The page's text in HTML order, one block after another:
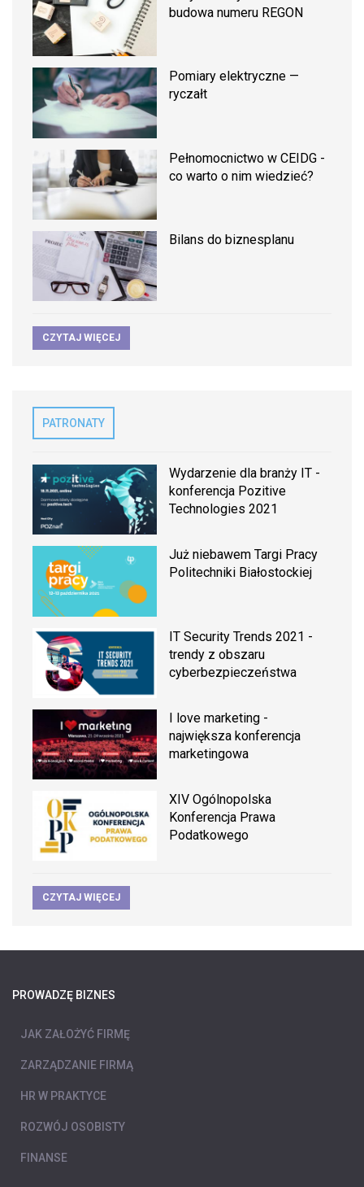
budowa numeru REGON
Pomiary elektryczne —
ryczałt
Pełnomocnictwo w CEIDG -
co warto o nim wiedzieć?
Bilans do biznesplanu
CZYTAJ WIĘCEJ
PATRONATY
Wydarzenie dla branży IT -
konferencja Pozitive
Technologies 2021
Już niebawem Targi Pracy
Politechniki Białostockiej
IT Security Trends 2021 -
trendy z obszaru
cyberbezpieczeństwa
I love marketing -
największa konferencja
marketingowa
XIV Ogólnopolska
Konferencja Prawa
Podatkowego
CZYTAJ WIĘCEJ
PROWADZĘ BIZNES
JAK ZAŁOŻYĆ FIRMĘ
ZARZĄDZANIE FIRMĄ
HR W PRAKTYCE
ROZWÓJ OSOBISTY
FINANSE